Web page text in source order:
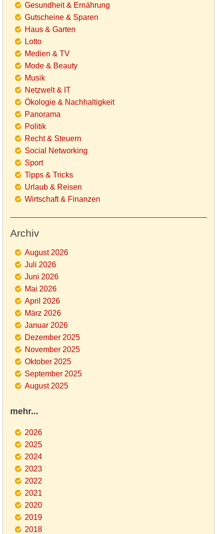
Gesundheit & Ernährung
Gutscheine & Sparen
Haus & Garten
Lotto
Medien & TV
Mode & Beauty
Musik
Netzwelt & IT
Ökologie & Nachhaltigkeit
Panorama
Politik
Recht & Steuern
Social Networking
Sport
Tipps & Tricks
Urlaub & Reisen
Wirtschaft & Finanzen
Archiv
August 2026
Juli 2026
Juni 2026
Mai 2026
April 2026
März 2026
Januar 2026
Dezember 2025
November 2025
Oktober 2025
September 2025
August 2025
mehr...
2026
2025
2024
2023
2022
2021
2020
2019
2018